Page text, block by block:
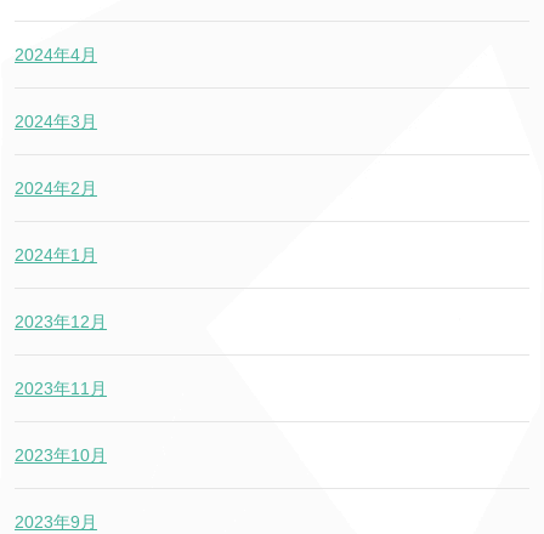
2024年4月
2024年3月
2024年2月
2024年1月
2023年12月
2023年11月
2023年10月
2023年9月